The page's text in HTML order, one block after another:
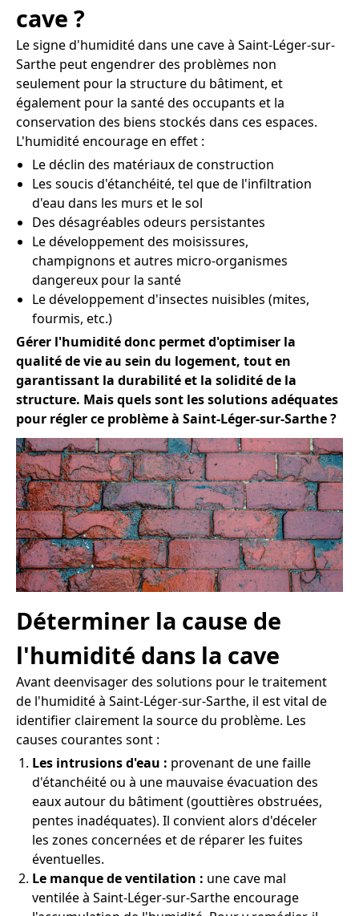
cave ?
Le signe d'humidité dans une cave à Saint-Léger-sur-
Sarthe peut engendrer des problèmes non
seulement pour la structure du bâtiment, et
également pour la santé des occupants et la
conservation des biens stockés dans ces espaces.
L'humidité encourage en effet :
Le déclin des matériaux de construction
Les soucis d'étanchéité, tel que de l'infiltration
d'eau dans les murs et le sol
Des désagréables odeurs persistantes
Le développement des moisissures,
champignons et autres micro-organismes
dangereux pour la santé
Le développement d'insectes nuisibles (mites,
fourmis, etc.)
Gérer l'humidité donc permet d'optimiser la
qualité de vie au sein du logement, tout en
garantissant la durabilité et la solidité de la
structure. Mais quels sont les solutions adéquates
pour régler ce problème à Saint-Léger-sur-Sarthe ?
Déterminer la cause de
l'humidité dans la cave
Avant deenvisager des solutions pour le traitement
de l'humidité à Saint-Léger-sur-Sarthe, il est vital de
identifier clairement la source du problème. Les
causes courantes sont :
Les intrusions d'eau : provenant de une faille
d'étanchéité ou à une mauvaise évacuation des
eaux autour du bâtiment (gouttières obstruées,
pentes inadéquates). Il convient alors d'déceler
les zones concernées et de réparer les fuites
éventuelles.
Le manque de ventilation : une cave mal
ventilée à Saint-Léger-sur-Sarthe encourage